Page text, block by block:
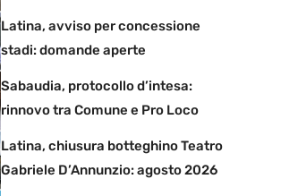
Latina, avviso per concessione
stadi: domande aperte
Sabaudia, protocollo d’intesa:
rinnovo tra Comune e Pro Loco
Latina, chiusura botteghino Teatro
Gabriele D’Annunzio: agosto 2026